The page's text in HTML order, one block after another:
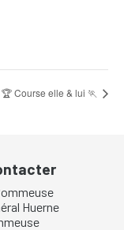
🏆 Course elle & lui 🏃
Huerne